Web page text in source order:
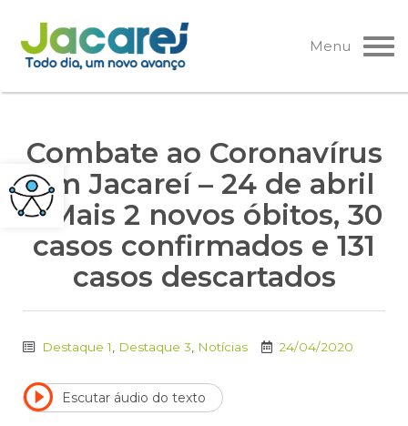
Pular
para
o
Menu
Combate ao Coronavírus
em Jacareí – 24 de abril
– Mais 2 novos óbitos, 30
casos confirmados e 131
casos descartados
Destaque 1 Destaque 3 Notícias 24/04/2020
Escutar áudio do texto